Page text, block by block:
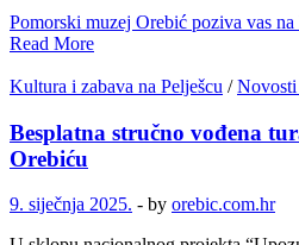
Pomorski muzej Orebić poziva vas
Read More
Kultura i zabava na Pelješcu /Novosti
Besplatna stručno vođena
Orebiću
9. siječnja 2025. - by orebic.com.hr